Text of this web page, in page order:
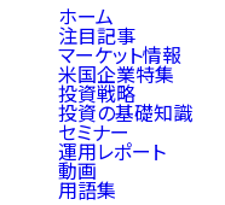
ホーム
注目記事
マーケット情報
米国企業特集
投資戦略
投資の基礎知識
セミナー
運用レポート
動画
用語集